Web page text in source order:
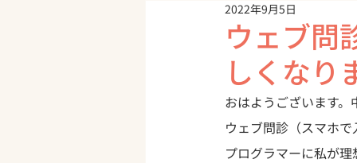
ウェブ問
しくなり
2022年9月5日
おはようございます
ウェブ問診（スマホ
プログラマーに私が